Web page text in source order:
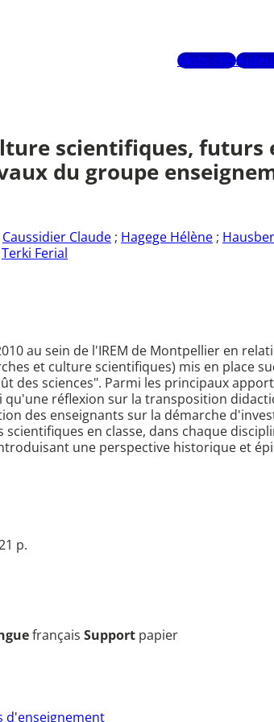
Mots-clés
scientifiques,
du groupe
Caussidier Claude ; Hagege Hélène ;
Terki Ferial
au sein de l'IREM de Montpellier en
et culture scientifiques) mis en place
des sciences". Parmi les principaux
réflexion sur la transposition
des enseignants sur la démarche
en classe, dans chaque
une perspective historique et
p.
français Support papier
d'enseignement